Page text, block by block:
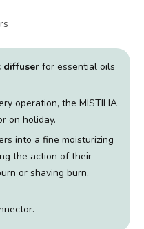
diffuser for essential oils
operation, the MISTILIA
on holiday.
into a fine moisturizing
the action of their
or shaving burn,